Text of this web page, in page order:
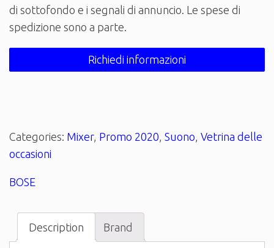
di sottofondo e i segnali di annuncio. Le spese di
spedizione sono a parte.
Richiedi informazioni
Categories: Mixer, Promo 2020 Suono Vetrina delle
occasioni
BOSE
Description Brand